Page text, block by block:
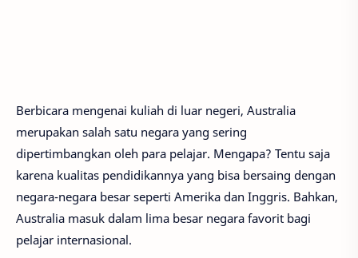
Berbicara mengenai kuliah di luar negeri, Australia
merupakan salah satu negara yang sering
dipertimbangkan oleh para pelajar. Mengapa? Tentu saja
karena kualitas pendidikannya yang bisa bersaing dengan
negara-negara besar seperti Amerika dan Inggris. Bahkan,
Australia masuk dalam lima besar negara favorit bagi
pelajar internasional.